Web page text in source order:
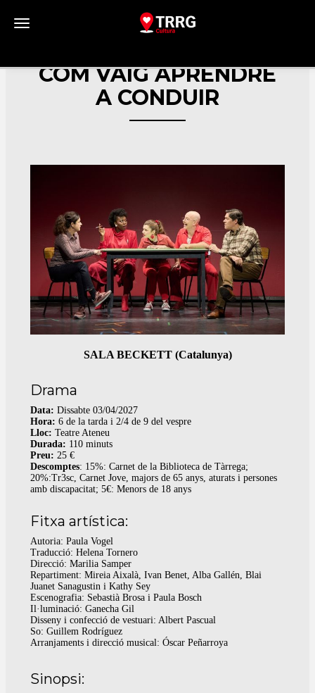
Toggle navigation
COM VAIG APRENDRE
A CONDUIR
SALA BECKETT (Catalunya)
Drama
Data: Dissabte 03/04/2027
Hora: 6 de la tarda i 2/4 de 9 del vespre
Lloc: Teatre Ateneu
Durada: 110 minuts
Preu:25 €
Descomptes: 15%: Carnet de la Biblioteca de Tàrrega;
20%:Tr3sc, Carnet Jove, majors de 65 anys, aturats i persones
amb discapacitat; 5€: Menors de 18 anys
Fitxa artística:
Autoria: Paula Vogel
Traducció: Helena Tornero
Direcció: Marilia Samper
Repartiment: Mireia Aixalà, Ivan Benet, Alba Gallén, Blai
Juanet Sanagustin i Kathy Sey
Escenografia: Sebastià Brosa i Paula Bosch
Il·luminació: Ganecha Gil
Disseny i confecció de vestuari: Albert Pascual
So: Guillem Rodríguez
Arranjaments i direcció musical: Óscar Peñarroya
Sinopsi: